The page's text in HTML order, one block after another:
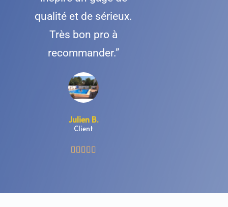
qualité et de sérieux.
Très bon pro à
recommander.”
Julien B.
Client
    